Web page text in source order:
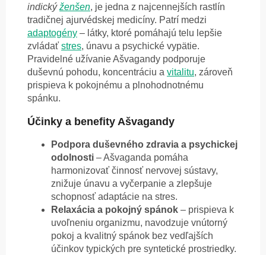
indickýženšen, je jedna z najcennejších rastlín
tradičnej ajurvédskej medicíny. Patrí medzi
adaptogény – látky, ktoré pomáhajú telu lepšie
zvládať stres, únavu a psychické vypätie.
Pravidelné užívanie Ašvagandy podporuje
duševnú pohodu, koncentráciu a vitalitu, zároveň
prispieva k pokojnému a plnohodnotnému
spánku.
Účinky a benefity Ašvagandy
Podpora duševného zdravia a psychickej
odolnosti – Ašvaganda pomáha
harmonizovať činnosť nervovej sústavy,
znižuje únavu a vyčerpanie a zlepšuje
schopnosť adaptácie na stres.
Relaxácia a pokojný spánok – prispieva k
uvoľneniu organizmu, navodzuje vnútorný
pokoj a kvalitný spánok bez vedľajších
účinkov typických pre syntetické prostriedky.